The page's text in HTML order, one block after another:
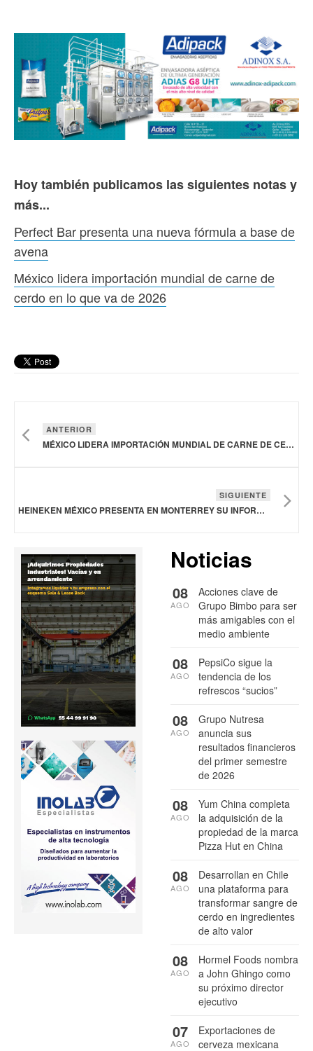
Hoy también publicamos las siguientes notas y
más...
Perfect Bar presenta una nueva fórmula a base de
avena
México lidera importación mundial de carne de
cerdo en lo que va de 2026
ANTERIOR
MÉXICO LIDERA IMPORTACIÓN MUNDIAL DE CARNE DE CERDO EN LO QUE VA DE 2026
SIGUIENTE
HEINEKEN MÉXICO PRESENTA EN MONTERREY SU INFORME DE SUSTENTABILIDAD 2025
Noticias
Acciones clave de
Grupo Bimbo para ser
más amigables con el
medio ambiente
08
AGO
PepsiCo sigue la
tendencia de los
refrescos “sucios”
08
AGO
Grupo Nutresa
anuncia sus
resultados financieros
del primer semestre
de 2026
08
AGO
Yum China completa
la adquisición de la
propiedad de la marca
Pizza Hut en China
08
AGO
Desarrollan en Chile
una plataforma para
transformar sangre de
cerdo en ingredientes
de alto valor
08
AGO
Hormel Foods nombra
a John Ghingo como
su próximo director
ejecutivo
08
AGO
Exportaciones de
cerveza mexicana
07
AGO